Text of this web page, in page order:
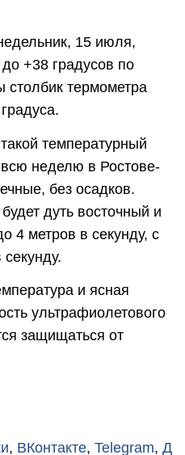
15 июля,
+38 градусов по
термометра
температурный
неделю в Ростове-
без осадков.
дуть восточный и
4 метров в секунду, с
и ясная
ультрафиолетового
защищаться от
, ВКонтакте, Telegram, Д